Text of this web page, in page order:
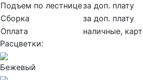
Подъем по лестницеза доп. плату
Сборка
за доп. плату
Оплата
наличные,
Расцветки:
Бежевый